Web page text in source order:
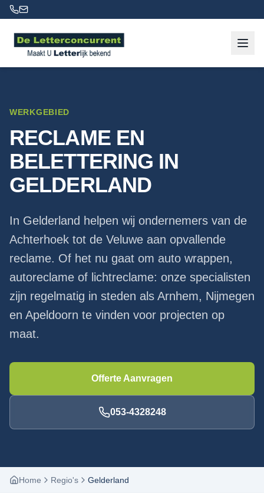
WERKGEBIED
RECLAME EN
BELETTERING IN
GELDERLAND
In Gelderland helpen wij ondernemers van de
Achterhoek tot de Veluwe aan opvallende
reclame. Of het nu gaat om auto wrappen,
autoreclame of lichtreclame: onze specialisten
zijn regelmatig in steden als Arnhem, Nijmegen
en Apeldoorn te vinden voor projecten op
maat.
Offerte Aanvragen
053-4328248
Home Regio's Gelderland